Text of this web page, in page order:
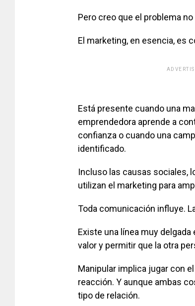
Pero creo que el problema
El marketing, en esencia, es
Está presente cuando una
emprendedora aprende a
confianza o cuando una
identificado.
Incluso las causas sociales,
utilizan el marketing para
Toda comunicación influye.
Existe una línea muy
valor y permitir que la otra
Manipular implica jugar con
reacción. Y aunque ambas
tipo de relación.